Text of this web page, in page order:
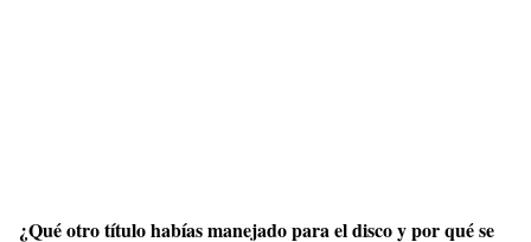
¿Qué otro título habías manejado para el disco y por qué se